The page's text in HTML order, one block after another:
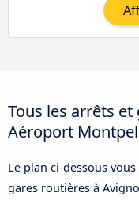
Tous les arrêts
Aéroport
Le plan ci-dessous
gares routières à